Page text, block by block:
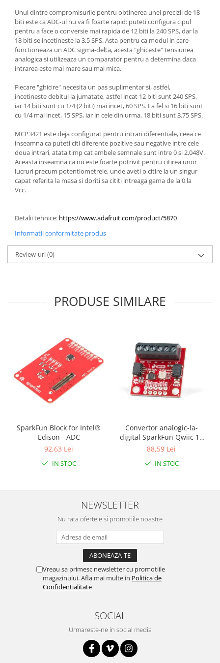
Unul dintre compromisurile pentru obtinerea unei precizii de 18
biti este ca ADC-ul nu va fi foarte rapid: puteti configura cipul
pentru a face o conversie mai rapida de 12 biti la 240 SPS, dar la
18 biti se incetineste la 3,5 SPS. Asta pentru ca modul in care
functioneaza un ADC sigma-delta, acesta "ghiceste" tensiunea
analogica si utilizeaza un comparator pentru a determina daca
intrarea este mai mare sau mai mica.
Fiecare "ghicire" necesita un pas suplimentar si, astfel,
incetineste debitul la jumatate, astfel incat 12 biti sunt 240 SPS,
iar 14 biti sunt cu 1/4 (2 biti) mai incet, 60 SPS. La fel si 16 biti sunt
cu 1/4 mai incet, 15 SPS, iar in cele din urma, 18 biti sunt 3.75 SPS.
MCP3421 este deja configurat pentru intrari diferentiale, ceea ce
inseamna ca puteti citi diferente pozitive sau negative intre cele
doua intrari, atata timp cat ambele semnale sunt intre 0 si 2,048V.
Aceasta inseamna ca nu este foarte potrivit pentru citirea unor
lucruri precum potentiometrele, unde aveti o citire la un singur
capat referita la masa si doriti sa cititi intreaga gama de la 0 la
Vcc.
Detalii tehnice: https://www.adafruit.com/product/5870
Informatii conformitate produs
Review-uri(0)
PRODUSE SIMILARE
SparkFun Block for Intel®
Edison - ADC
92,63 Lei
IN STOC
Convertor analogic-la-
digital SparkFun Qwiic 12
Bit cu 4 canale ADC
88,59 Lei
IN STOC
NEWSLETTER
Nu rata ofertele si promotiile noastre
Vreau sa primesc newsletter cu promotiile
magazinului. Afla mai multe in Politica de
Confidentialitate
SOCIAL
Urmareste-ne in social media